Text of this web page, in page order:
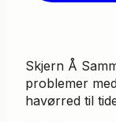
Skjern Å
problemer
havørred til